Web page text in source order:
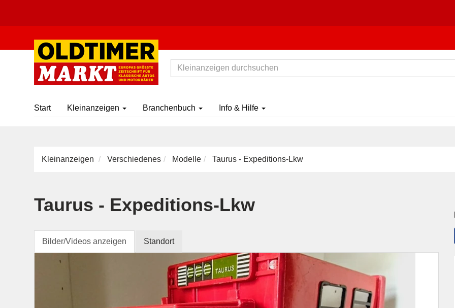
Start Kleinanzeigen Branchenbuch Info & Hilfe
Kleinanzeigen Verschiedenes Modelle Taurus - Expeditions-Lkw
Taurus - Expeditions-Lkw
Bilder/Videos anzeigen Standort